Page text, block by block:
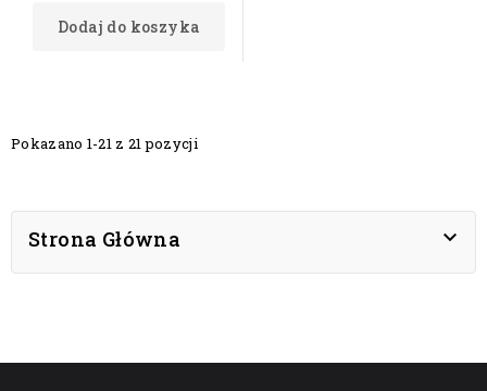
Dodaj do koszyka
Pokazano 1-21 z 21 pozycji
Strona Główna 